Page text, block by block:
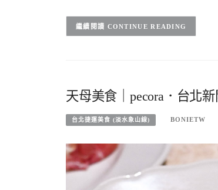
CONTINUE READING
天母美食｜pecora．台北
台北捷運美食 (淡水象山線) BONIETW